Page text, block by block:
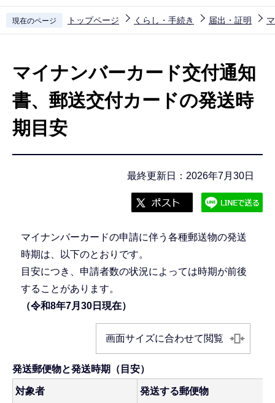
現在のページ トップページ くらし・手続き 届出・証明
マイナンバーカード交付通知
書、郵送交付カードの発送時
期目安
最終更新日：2026年7月30日
マイナンバーカードの申請に伴う各種郵送物の発送
時期は、以下のとおりです。
目安につき、申請者数の状況によっては時期が前後
することがあります。
（令和8年7月30日現在）
画面サイズに合わせて閲覧
発送郵便物と発送時期（目安）
対象者 発送する郵便物